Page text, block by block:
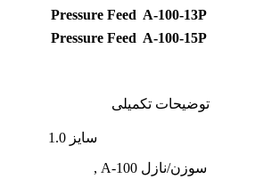
A-100-13P
Pressure Feed
A-100-15P
Pressure Feed
توضیحات تکمیلی
سوزن/نازل A-100
سایز 1.0
,